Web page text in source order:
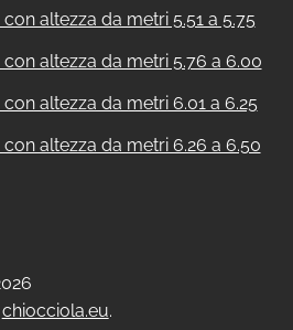
altezza da metri 5.51 a 5.75
altezza da metri 5.76 a 6.00
altezza da metri 6.01 a 6.25
altezza da metri 6.26 a 6.50
chiocciola.eu.